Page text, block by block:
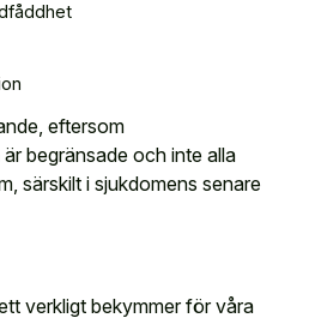
eftersom
begränsade och inte alla
särskilt i sjukdomens senare
verkligt bekymmer för våra